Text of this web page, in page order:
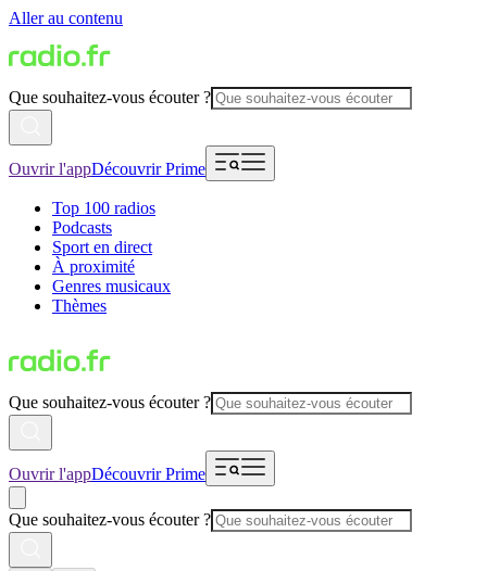
Aller au contenu
Que souhaitez-vous écouter ?
Ouvrir l'appDécouvrir Prime
Top 100 radios
Podcasts
Sport en direct
À proximité
Genres musicaux
Thèmes
Que souhaitez-vous écouter ?
Ouvrir l'appDécouvrir Prime
Que souhaitez-vous écouter ?